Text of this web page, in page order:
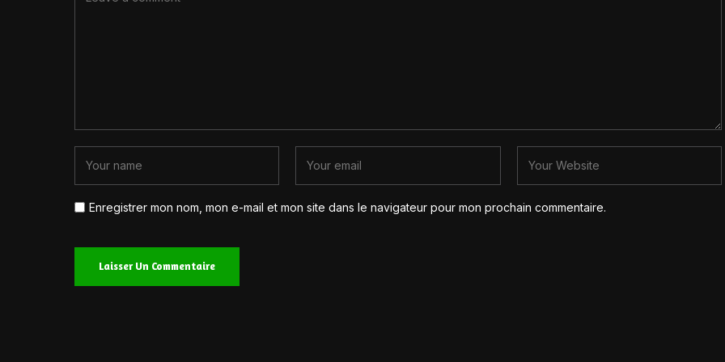
Enregistrer mon nom, mon e-mail et mon site dans le navigateur pour mon prochain commentaire.